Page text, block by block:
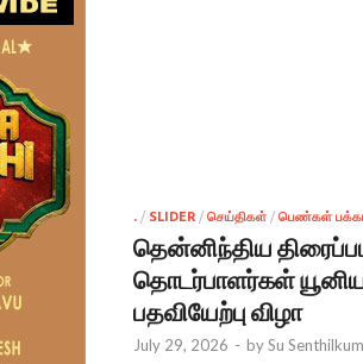
. / SLIDER / செய்திகள் / பெண்கள்
தென்னிந்திய
தொடர்பாளர்கள்
பதவியேற்பு விழா
July 29, 2026 - bySu